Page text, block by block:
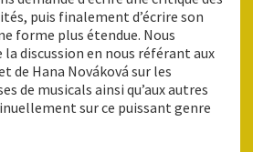
puis finalement d’écrire son
forme plus étendue. Nous
discussion en nous référant aux
de Hana Nováková sur les
de musicals ainsi qu’aux autres
sur ce puissant genre